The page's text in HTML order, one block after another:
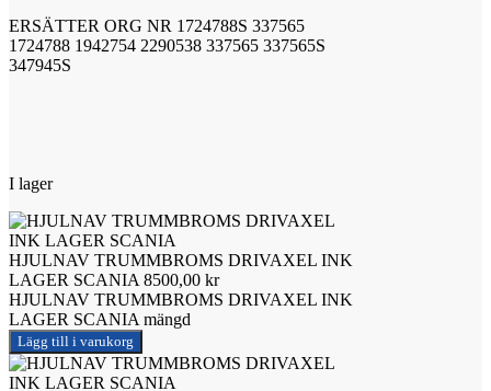
ERSÄTTER ORG NR 1724788S 337565
1724788 1942754 2290538 337565 337565S
347945S
I lager
HJULNAV TRUMMBROMS DRIVAXEL INK
LAGER SCANIA 8500,00 kr
HJULNAV TRUMMBROMS DRIVAXEL INK
LAGER SCANIA mängd
Lägg till i varukorg